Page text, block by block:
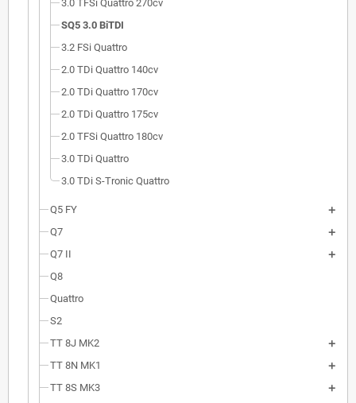
3.0 TFSi Quattro 270cv
SQ5 3.0 BiTDI
3.2 FSi Quattro
2.0 TDi Quattro 140cv
2.0 TDi Quattro 170cv
2.0 TDi Quattro 175cv
2.0 TFSi Quattro 180cv
3.0 TDi Quattro
3.0 TDi S-Tronic Quattro
Q5 FY
Q7
Q7 II
Q8
Quattro
S2
TT 8J MK2
TT 8N MK1
TT 8S MK3